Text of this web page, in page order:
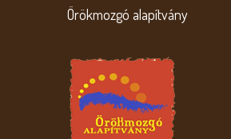
Örökmozgó alapítvány